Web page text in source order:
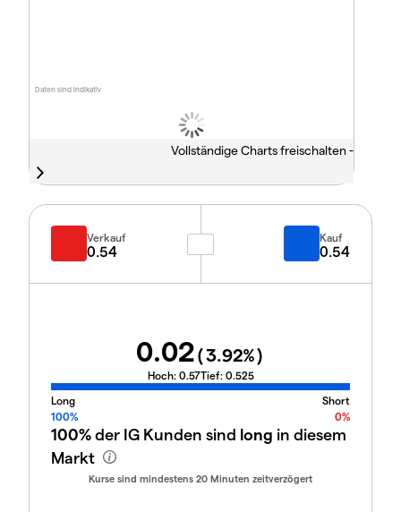
Daten sind indikativ
Vollständige Charts freischalten -
Verkauf
0.54
Kauf
0.54
0.02(3.92%)
Hoch: 0.57Tief: 0.525
Long
Short
100%
0%
100%der IG Kunden sind long in diesem
Markt
Kurse sind mindestens 20 Minuten zeitverzögert